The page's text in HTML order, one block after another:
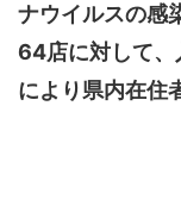
ナウイルスの感
64店に対して、
により県内在住